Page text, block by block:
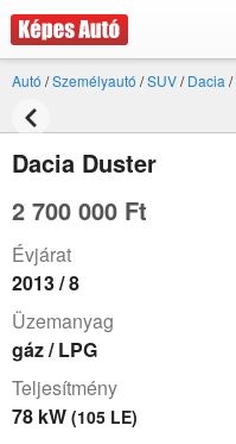
Autó /Személyautó /SUV/Dacia /
Dacia Duster
2 700 000 Ft
Évjárat
2013 / 8
Üzemanyag
gáz / LPG
Teljesítmény
78 kW (105 LE)